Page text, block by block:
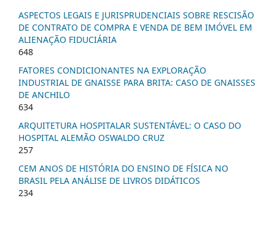
ASPECTOS LEGAIS E JURISPRUDENCIAIS SOBRE RESCISÃO
DE CONTRATO DE COMPRA E VENDA DE BEM IMÓVEL EM
ALIENAÇÃO FIDUCIÁRIA
648
FATORES CONDICIONANTES NA EXPLORAÇÃO
INDUSTRIAL DE GNAISSE PARA BRITA: CASO DE GNAISSES
DE ANCHILO
634
ARQUITETURA HOSPITALAR SUSTENTÁVEL: O CASO DO
HOSPITAL ALEMÃO OSWALDO CRUZ
257
CEM ANOS DE HISTÓRIA DO ENSINO DE FÍSICA NO
BRASIL PELA ANÁLISE DE LIVROS DIDÁTICOS
234